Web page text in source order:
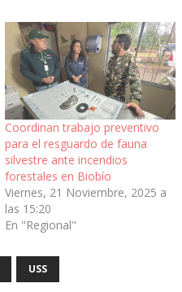
Coordinan trabajo preventivo
para el resguardo de fauna
silvestre ante incendios
forestales en Biobío
Viernes, 21 Noviembre, 2025 a
las 15:20
En "Regional"
USS